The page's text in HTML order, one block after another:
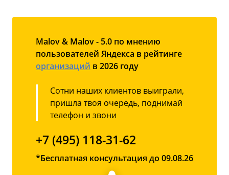
Malov & Malov - 5.0 по мнению
пользователей Яндекса в рейтинге
организаций в 2026 году
Сотни наших клиентов выиграли,
пришла твоя очередь, поднимай
телефон и звони
+7 (495) 118-31-62
*Бесплатная консультация до 09.08.26